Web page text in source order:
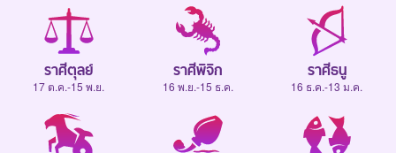
ราศีตุลย์
17 ต.ค.-15 พ.ย.
ราศีพิจิก
16 พ.ย.-15 ธ.ค.
ราศีธนู
16 ธ.ค.-13 ม.ค.